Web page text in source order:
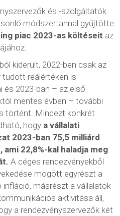
és -szolgáltatók
módszertannal gyűjtötte
piac 2023-as költéseit az
kiderült, 2022-ben csak az
reálértéken is
és 2023-ban – az első
mentes évben – további
történt. Mindezt konkrét
hogy a vállalati
2023-ban 75,5 milliárd
22,8%-kal haladja meg
A céges rendezvényekből
mögött egyrészt a
infláció, másrészt a vállalatok
aktivitása áll,
a rendezvényszervezők két